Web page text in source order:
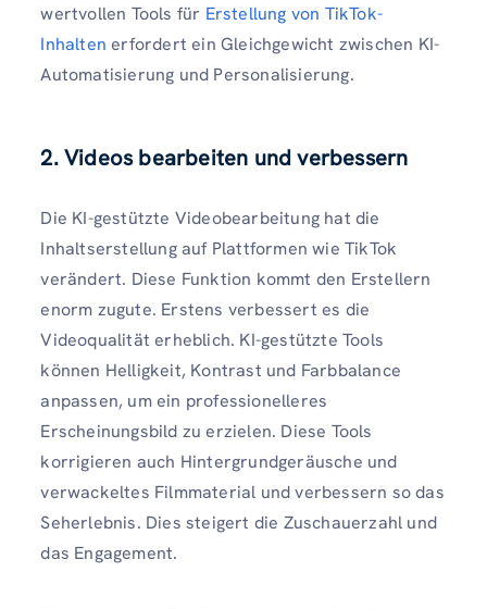
wertvollen Tools für Erstellung von TikTok-
Inhalten erfordert ein Gleichgewicht zwischen KI-
Automatisierung und Personalisierung.
2. Videos bearbeiten und verbessern
Die KI-gestützte Videobearbeitung hat die
Inhaltserstellung auf Plattformen wie TikTok
verändert. Diese Funktion kommt den Erstellern
enorm zugute. Erstens verbessert es die
Videoqualität erheblich. KI-gestützte Tools
können Helligkeit, Kontrast und Farbbalance
anpassen, um ein professionelleres
Erscheinungsbild zu erzielen. Diese Tools
korrigieren auch Hintergrundgeräusche und
verwackeltes Filmmaterial und verbessern so das
Seherlebnis. Dies steigert die Zuschauerzahl und
das Engagement.